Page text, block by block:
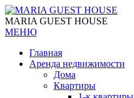
MARIA GUEST HOUSE
МЕНЮ
Главная
Аренда недвижимости
Дома
Квартиры